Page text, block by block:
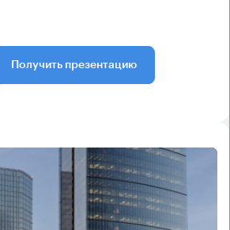
Получить презентацию